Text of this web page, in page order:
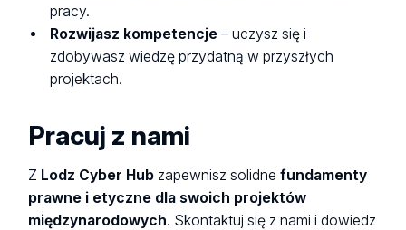
pracy.
Rozwijasz kompetencje – uczysz się i
zdobywasz wiedzę przydatną w przyszłych
projektach.
Pracuj z nami
Z Lodz Cyber Hub zapewnisz solidnefundamenty
prawne i etyczne dla swoich projektów
międzynarodowych. Skontaktuj się z nami i dowiedz